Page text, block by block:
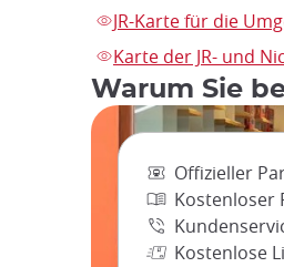
JR-Karte für die
Karte der JR- und
Warum Sie
Offizieller
Kostenloser
Kostenlose